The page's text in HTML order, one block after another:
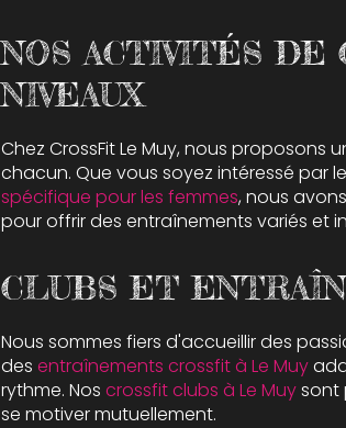
NOS ACTIVITÉS DE
NIVEAUX
Chez CrossFit Le Muy, nous
chacun. Que vous soyez intéressé par le
spécifique pour les femmes, nous
pour offrir des entraînements variés et
CLUBS ET
Nous sommes fiers d'accueillir des
des entraînements crossfit à Le Muy
rythme. Nos crossfit clubs à Le Muysont
se motiver mutuellement.